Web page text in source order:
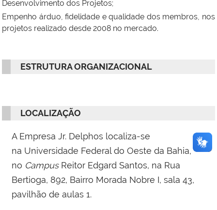
Desenvolvimento dos Projetos;
Empenho árduo, fidelidade e qualidade dos membros, nos
projetos realizado desde 2008 no mercado.
ESTRUTURA ORGANIZACIONAL
LOCALIZAÇÃO
A Empresa Jr. Delphos localiza-se
na Universidade Federal do Oeste da Bahia,
no CampusReitor Edgard Santos, na Rua
Bertioga, 892, Bairro Morada Nobre I, sala 43,
pavilhão de aulas 1.